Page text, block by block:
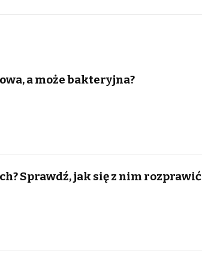
a może bakteryjna?
Sprawdź, jak się z nim rozprawić